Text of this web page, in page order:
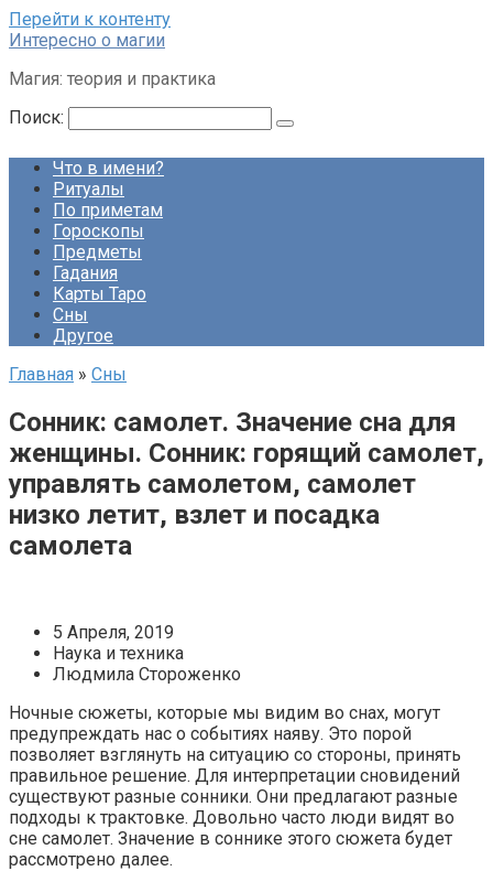
Перейти к контенту
Интересно о магии
Магия: теория и практика
Поиск:
Что в имени?
Ритуалы
По приметам
Гороскопы
Предметы
Гадания
Карты Таро
Сны
Другое
Главная » Сны
Сонник: самолет. Значение сна для
женщины. Сонник: горящий самолет,
управлять самолетом, самолет
низко летит, взлет и посадка
самолета
5 Апреля, 2019
Наука и техника
Людмила Стороженко
Ночные сюжеты, которые мы видим во снах, могут
предупреждать нас о событиях наяву. Это порой
позволяет взглянуть на ситуацию со стороны, принять
правильное решение. Для интерпретации сновидений
существуют разные сонники. Они предлагают разные
подходы к трактовке. Довольно часто люди видят во
сне самолет. Значение в соннике этого сюжета будет
рассмотрено далее.